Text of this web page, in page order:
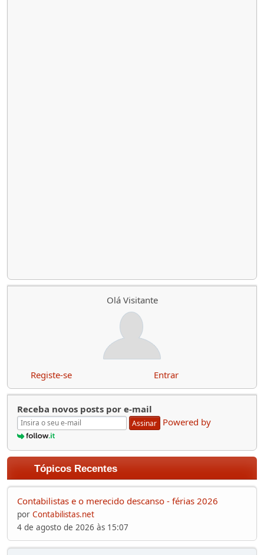
Olá Visitante
Registe-se Entrar
Receba novos posts por e-mail
Assinar Powered by
Tópicos Recentes
Contabilistas e o merecido descanso - férias 2026
por Contabilistas.net
4 de agosto de 2026 às 15:07